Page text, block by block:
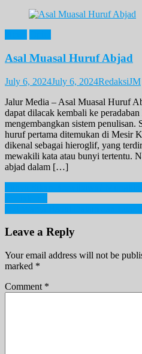
Asal Muasal Huruf Abjad
July 6, 2024July 6, 2024RedaksiJM
Jalur Media – Asal Muasal Huruf
dapat dilacak kembali ke
mengembangkan sistem
huruf pertama ditemukan di Mesir
dikenal sebagai hieroglif, yang
mewakili kata atau bunyi tertentu.
abjad dalam […]
Post
navigation
Leave a Reply
Your email address will not be
marked *
Comment *